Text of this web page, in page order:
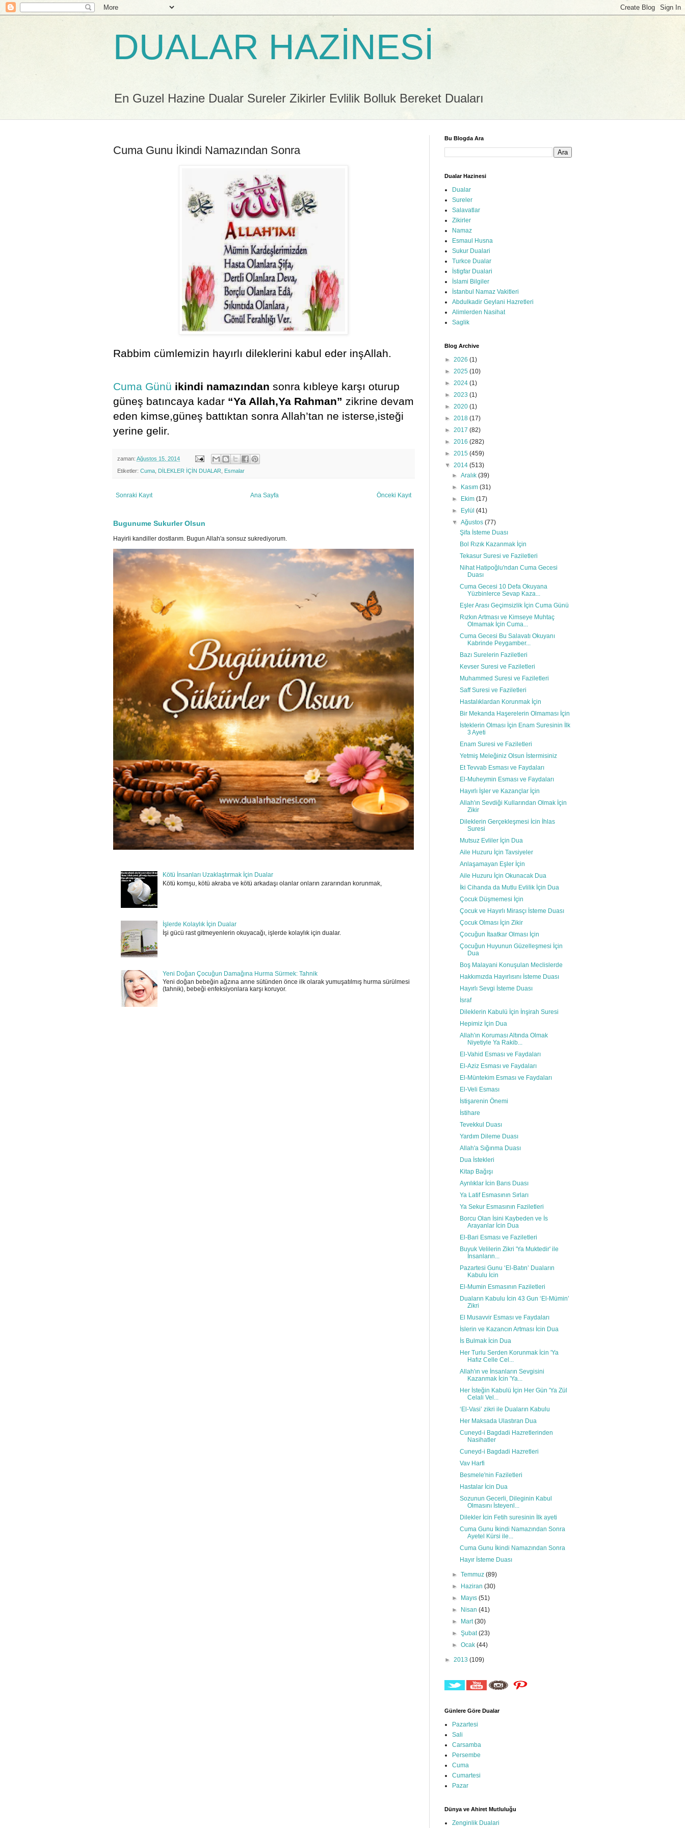
DUALAR HAZİNESİ
En Guzel Hazine Dualar Sureler Zikirler Evlilik Bolluk Bereket Duaları
Cuma Gunu İkindi Namazından Sonra
Rabbim cümlemizin hayırlı dileklerini kabul eder inşAllah.
Cuma Günü ikindi namazından sonra kıbleye karşı oturup
güneş batıncaya kadar “Ya Allah,Ya Rahman” zikrine devam
eden kimse,güneş battıktan sonra Allah’tan ne isterse,isteği
yerine gelir.
zaman: Ağustos 15, 2014
Etiketler: Cuma DİLEKLER İÇİN DUALAR Esmalar
Sonraki Kayıt Önceki Kayıt
Ana Sayfa
Bugunume Sukurler Olsun
Hayirli kandiller dostlarım. Bugun Allah'a sonsuz sukrediyorum.
Kötü İnsanları Uzaklaştırmak İçin Dualar
Kötü komşu, kötü akraba ve kötü arkadaşı olanlar onların zararından korunmak,
İşlerde Kolaylık İçin Dualar
İşi gücü rast gitmeyenlerin okuyacağı, işlerde kolaylık için dualar.
Yeni Doğan Çocuğun Damağına Hurma Sürmek: Tahnik
Yeni doğan bebeğin ağzına anne sütünden önce ilk olarak yumuşatılmış hurma sürülmesi
(tahnik), bebeği enfeksiyonlara karşı koruyor.
Bu Blogda Ara
Dualar Hazinesi
Dualar
Sureler
Salavatlar
Zikirler
Namaz
Esmaul Husna
Sukur Dualari
Turkce Dualar
İstigfar Dualari
İslami Bilgiler
İstanbul Namaz Vakitleri
Abdulkadir Geylani Hazretleri
Alimlerden Nasihat
Saglik
Blog Archive
► 2026 (1)
► 2025 (10)
► 2024 (1)
► 2023 (1)
► 2020 (1)
► 2018 (17)
► 2017 (82)
► 2016 (282)
► 2015 (459)
▼ 2014 (513)
►Aralık(39)
►
Kasım(31)
►
Ekim(17)
►
Eylül(41)
▼Ağustos(77)
Şifa İsteme Duası
Bol Rızık Kazanmak İçin
Tekasur Suresi ve Faziletleri
Nihat Hatipoğlu'ndan Cuma Gecesi
Duası
Cuma Gecesi 10 Defa Okuyana
Yüzbinlerce Sevap Kaza...
Eşler Arası Geçimsizlik İçin Cuma Günü
Rızkın Artması ve Kimseye Muhtaç
Olmamak İçin Cuma...
Cuma Gecesi Bu Salavatı Okuyanı
Kabrinde Peygamber...
Bazı Surelerin Faziletleri
Kevser Suresi ve Faziletleri
Muhammed Suresi ve Faziletleri
Saff Suresi ve Faziletleri
Hastalıklardan Korunmak İçin
Bir Mekanda Haşerelerin Olmaması İçin
İsteklerin Olması İçin Enam Suresinin İlk
3 Ayeti
Enam Suresi ve Faziletleri
Yetmiş Meleğiniz Olsun İstermisiniz
Et Tevvab Esması ve Faydaları
El-Muheymin Esması ve Faydaları
Hayırlı İşler ve Kazançlar İçin
Allah'ın Sevdiği Kullarından Olmak İçin
Zikir
Dileklerin Gerçekleşmesi İcin İhlas
Suresi
Mutsuz Evliler İçin Dua
Aile Huzuru İçin Tavsiyeler
Anlaşamayan Eşler İçin
Aile Huzuru İçin Okunacak Dua
İki Cihanda da Mutlu Evlilik İçin Dua
Çocuk Düşmemesi İçin
Çocuk ve Hayırlı Mirasçı İsteme Duası
Çocuk Olması İçin Zikir
Çocuğun İtaatkar Olması İçin
Çocuğun Huyunun Güzelleşmesi İçin
Dua
Boş Malayani Konuşulan Meclislerde
Hakkımızda Hayırlısını İsteme Duası
Hayırlı Sevgi İsteme Duası
İsraf
Dileklerin Kabulü İçin İnşirah Suresi
Hepimiz İçin Dua
Allah'ın Koruması Altında Olmak
Niyetiyle Ya Rakib...
El-Vahid Esması ve Faydaları
El-Aziz Esması ve Faydaları
El-Müntekim Esması ve Faydaları
El-Veli Esması
İstişarenin Önemi
İstihare
Tevekkul Duası
Yardım Dileme Duası
Allah'a Sığınma Duası
Dua İstekleri
Kitap Bağışı
Ayrılıklar İcin Barıs Duası
Ya Latif Esmasının Sırları
Ya Sekur Esmasının Faziletleri
Borcu Olan İsini Kaybeden ve İs
Arayanlar İcin Dua
El-Bari Esması ve Faziletleri
Buyuk Velilerin Zikri 'Ya Muktedir' ile
İnsanların...
Pazartesi Gunu ‘El-Batın’ Duaların
Kabulu İcin
El-Mumin Esmasının Faziletleri
Duaların Kabulu İcin 43 Gun ‘El-Mümin’
Zikri
El Musavvir Esması ve Faydaları
İslerin ve Kazancın Artması İcin Dua
İs Bulmak İcin Dua
Her Turlu Serden Korunmak İcin 'Ya
Hafız Celle Cel...
Allah'ın ve İnsanların Sevgisini
Kazanmak İcin 'Ya...
Her İsteğin Kabulü İçin Her Gün 'Ya Zül
Celali Vel...
‘El-Vasi’ zikri ile Duaların Kabulu
Her Maksada Ulastıran Dua
Cuneyd-i Bagdadi Hazretlerinden
Nasihatler
Cuneyd-i Bagdadi Hazretleri
Vav Harfi
Besmele'nin Faziletleri
Hastalar İcin Dua
Sozunun Gecerli, Dileginin Kabul
Olmasını İsteyenl...
Dilekler İcin Fetih suresinin İlk ayeti
Cuma Gunu İkindi Namazından Sonra
Ayetel Kürsi ile...
Cuma Gunu İkindi Namazından Sonra
Hayır İsteme Duası
►Temmuz(89)
►
Haziran(30)
►
Mayıs(51)
►
Nisan(41)
►
Mart(30)
►Şubat(23)
►Ocak(44)
► 2013 (109)
Günlere Göre Dualar
Pazartesi
Sali
Carsamba
Persembe
Cuma
Cumartesi
Pazar
Dünya ve Ahiret Mutluluğu
Zenginlik Dualari